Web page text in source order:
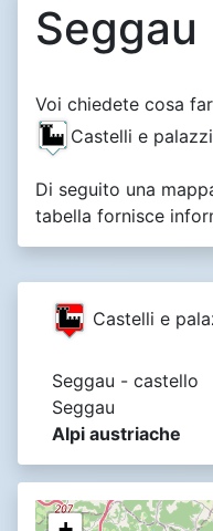
Seggau
Voi chiedete cosa
Castelli e
Di seguito una
tabella fornisce
Castelli e
Seggau - castello
Seggau
Alpi austriache